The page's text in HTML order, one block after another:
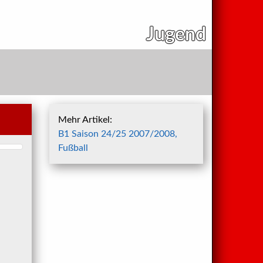
Jugend
Mehr Artikel:
B1 Saison 24/25 2007/2008,
Fußball